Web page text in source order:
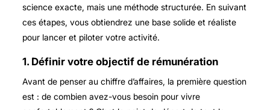
science exacte, mais une méthode structurée. En suivant
ces étapes, vous obtiendrez une base solide et réaliste
pour lancer et piloter votre activité.
1. Définir votre objectif de rémunération
Avant de penser au chiffre d’affaires, la première question
est : de combien avez-vous besoin pour vivre